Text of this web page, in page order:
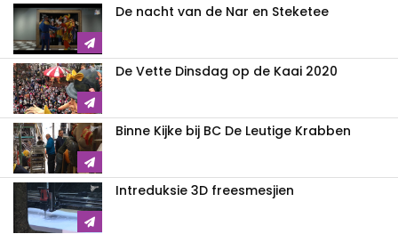
De nacht van de Nar en Steketee
De Vette Dinsdag op de Kaai 2020
Binne Kijke bij BC De Leutige Krabben
Intreduksie 3D freesmesjien